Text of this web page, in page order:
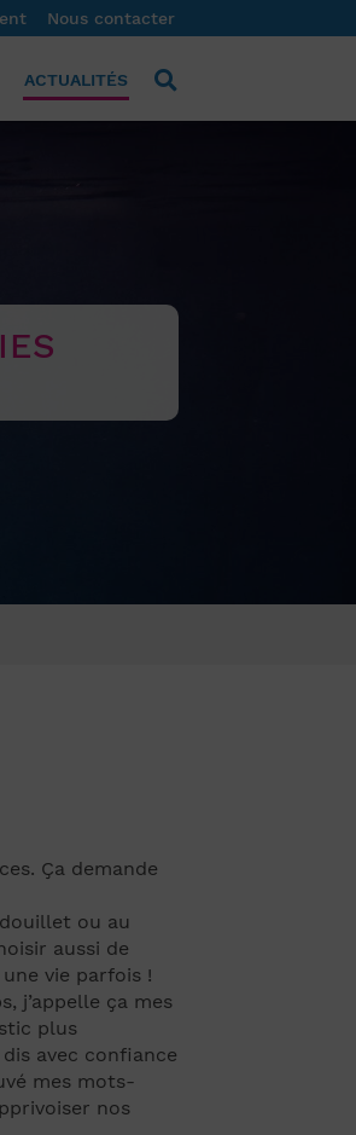
Nous contacter
ACTUALITÉS
Ça demande
ou au
aussi de
vie parfois !
j’appelle ça mes
plus
avec confiance
mes mots-
nos